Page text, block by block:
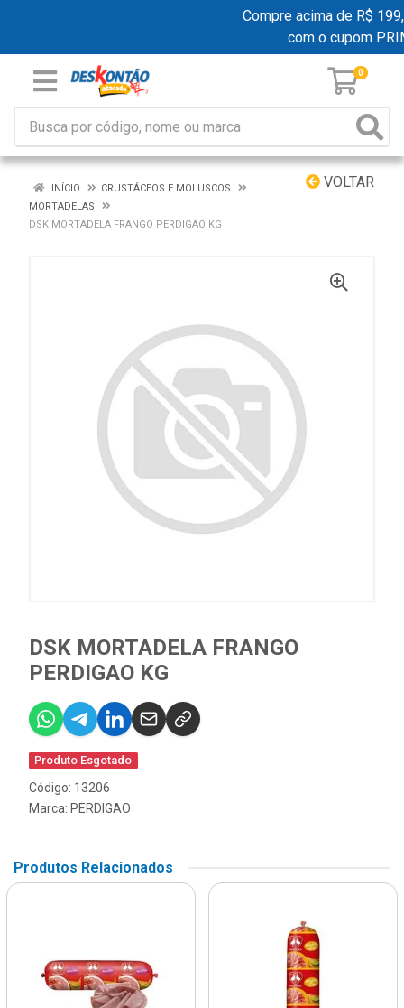
Compre acima de R$
com o cupom
0
VOLTAR
INÍCIO
CRUSTÁCEOS E MOLUSCOS
MORTADELAS
DSK MORTADELA FRANGO PERDIGAO KG
DSK MORTADELA FRANGO
PERDIGAO KG
Produto Esgotado
Código: 13206
Marca: PERDIGAO
Produtos Relacionados